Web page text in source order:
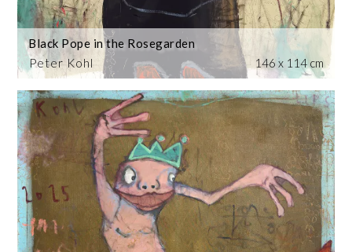
Peter Kohl
Black Pope in the Rosegarden
146 x 114 cm